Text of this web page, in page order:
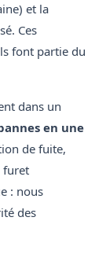
et la
Ces
font partie du
dans un
en une
de fuite,
furet
: nous
des